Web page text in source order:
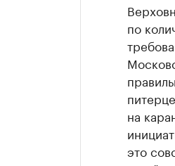
по
на
это